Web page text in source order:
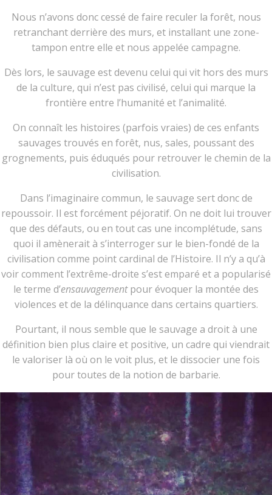
Nous n’avons donc cessé de faire reculer la forêt, nous
retranchant derrière des murs, et installant une zone-
tampon entre elle et nous appelée campagne.
Dès lors, le sauvage est devenu celui qui vit hors des murs
de la culture, qui n’est pas civilisé, celui qui marque la
frontière entre l’humanité et l’animalité.
On connaît les histoires (parfois vraies) de ces enfants
sauvages trouvés en forêt, nus, sales, poussant des
grognements, puis éduqués pour retrouver le chemin de la
civilisation.
Dans l’imaginaire commun, le sauvage sert donc de
repoussoir. Il est forcément péjoratif. On ne doit lui trouver
que des défauts, ou en tout cas une incomplétude, sans
quoi il amènerait à s’interroger sur le bien-fondé de la
civilisation comme point cardinal de l’Histoire. Il n’y a qu’à
voir comment l’extrême-droite s’est emparé et a popularisé
le terme d’ensauvagementpour évoquer la montée des
violences et de la délinquance dans certains quartiers.
Pourtant, il nous semble que le sauvage a droit à une
définition bien plus claire et positive, un cadre qui viendrait
le valoriser là où on le voit plus, et le dissocier une fois
pour toutes de la notion de barbarie.